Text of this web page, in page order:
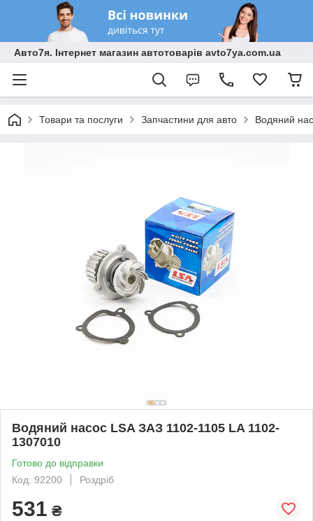
Авто7я. Інтернет магазин автотоварів avto7ya.com.ua
Товари та послуги Запчастини для авто Водяний
Водяний насос LSA ЗАЗ 1102-1105 LA 1102-
1307010
Готово до відправки
Код: 92200
Роздріб
531 ₴